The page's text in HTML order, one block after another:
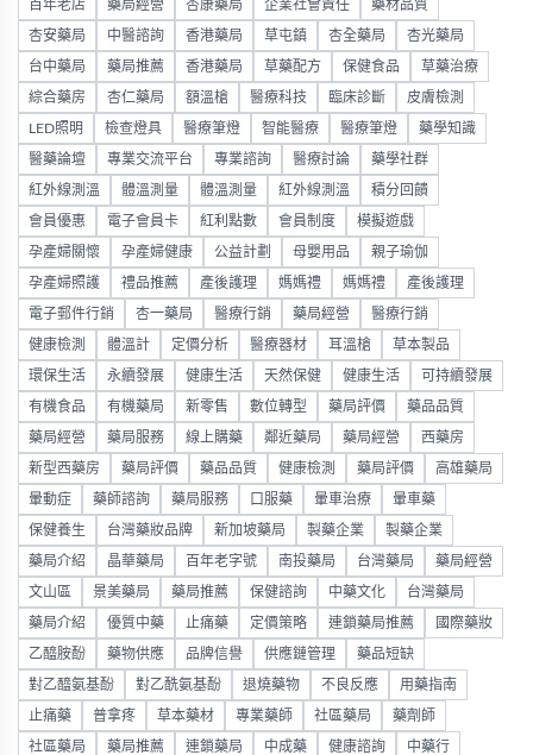
百年老店 藥局經營 杏康藥局 企業社會責任 藥材品質
杏安藥局 中醫諮詢 香港藥局 草屯鎮 杏全藥局 杏光藥局
台中藥局 藥局推薦 香港藥局 草藥配方 保健食品 草藥治療
綜合藥房 杏仁藥局 額溫槍 醫療科技 臨床診斷 皮膚檢測
LED照明 檢查燈具 醫療筆燈 智能醫療 醫療筆燈 藥學知識
醫藥論壇 專業交流平台 專業諮詢 醫療討論 藥學社群
紅外線測溫 體溫測量 體溫測量 紅外線測溫 積分回饋
會員優惠 電子會員卡 紅利點數 會員制度 模擬遊戲
孕產婦關懷 孕產婦健康 公益計劃 母嬰用品 親子瑜伽
孕產婦照護 禮品推薦 產後護理 媽媽禮 媽媽禮 產後護理
電子郵件行銷 杏一藥局 醫療行銷 藥局經營 醫療行銷
健康檢測 體溫計 定價分析 醫療器材 耳溫槍 草本製品
環保生活 永續發展 健康生活 天然保健 健康生活 可持續發展
有機食品 有機藥局 新零售 數位轉型 藥局評價 藥品品質
藥局經營 藥局服務 線上購藥 鄰近藥局 藥局經營 西藥房
新型西藥房 藥局評價 藥品品質 健康檢測 藥局評價 高雄藥局
暈動症 藥師諮詢 藥局服務 口服藥 暈車治療 暈車藥
保健養生 台灣藥妝品牌 新加坡藥局 製藥企業 製藥企業
藥局介紹 晶華藥局 百年老字號 南投藥局 台灣藥局 藥局經營
文山區 景美藥局 藥局推薦 保健諮詢 中藥文化 台灣藥局
藥局介紹 優質中藥 止痛藥 定價策略 連鎖藥局推薦 國際藥妝
乙醯胺酚 藥物供應 品牌信譽 供應鏈管理 藥品短缺
對乙醯氨基酚 對乙酰氨基酚 退燒藥物 不良反應 用藥指南
止痛藥 普拿疼 草本藥材 專業藥師 社區藥局 藥劑師
社區藥局 藥局推薦 連鎖藥局 中成藥 健康諮詢 中藥行